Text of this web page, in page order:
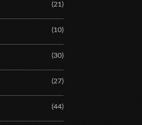
(21)
(10)
(30)
(27)
(44)